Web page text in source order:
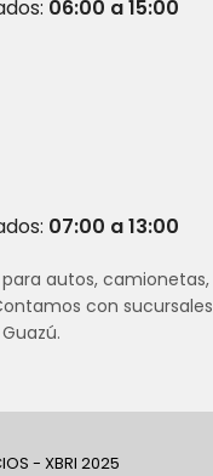
06:00 a 15:00
07:00 a 13:00
autos, camionetas,
con sucursales
- XBRI 2025